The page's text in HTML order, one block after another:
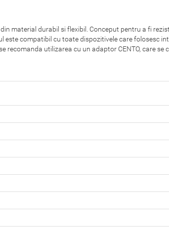
material durabil si flexibil. Conceput pentru a fi
compatibil cu toate dispozitivele care folosesc
utilizarea cu un adaptor CENTO, care se